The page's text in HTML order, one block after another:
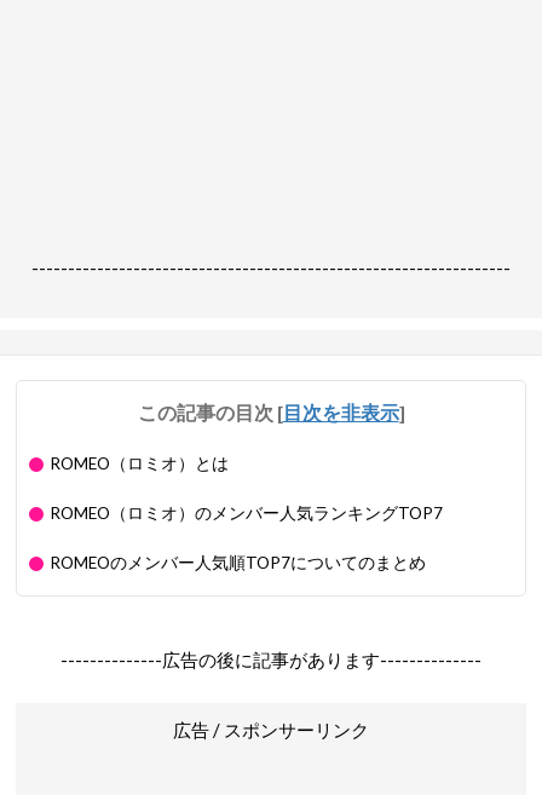
------------------------------------------------------------------
この記事の目次 [目次を非表示]
ROMEO（ロミオ）とは
ROMEO（ロミオ）のメンバー人気ランキングTOP7
ROMEOのメンバー人気順TOP7についてのまとめ
--------------広告の後に記事があります--------------
広告 / スポンサーリンク